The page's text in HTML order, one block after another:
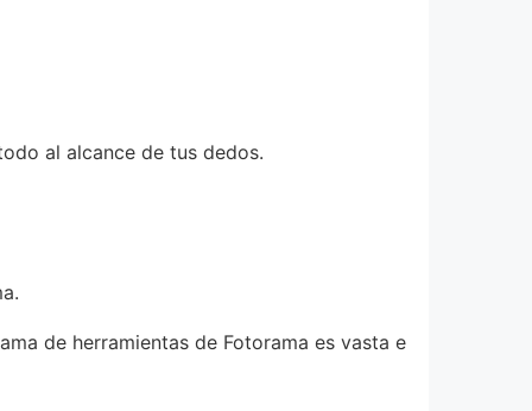
al alcance de tus dedos.
de herramientas de Fotorama es vasta e